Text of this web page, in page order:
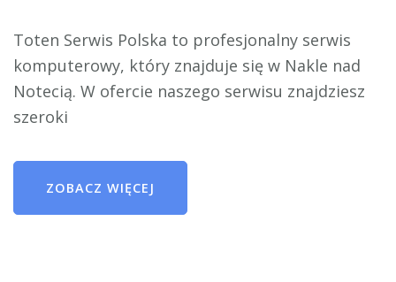
Toten Serwis Polska to profesjonalny serwis
komputerowy, który znajduje się w Nakle nad
Notecią. W ofercie naszego serwisu znajdziesz
szeroki
ZOBACZ WIĘCEJ